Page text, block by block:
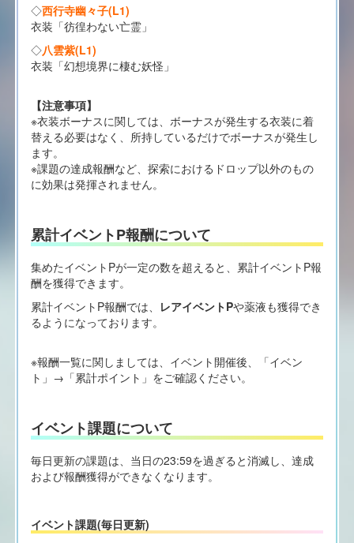
◇西行寺幽々子(L1)
衣装「彷徨わない亡霊」
◇八雲紫(L1)
衣装「幻想境界に棲む妖怪」
【注意事項】
※衣装ボーナスに関しては、ボーナスが発生する衣装に着
替える必要はなく、所持しているだけでボーナスが発生し
ます。
※課題の達成報酬など、探索におけるドロップ以外のもの
に効果は発揮されません。
累計イベントP報酬について
集めたイベントPが一定の数を超えると、累計イベントP報
酬を獲得できます。
累計イベントP報酬では、
レアイベントPや薬液も獲得でき
るようになっております。
※報酬一覧に関しましては、イベント開催後、「イベン
ト」→「累計ポイント」をご確認ください。
イベント課題について
毎日更新の課題は、当日の23:59を過ぎると消滅し、達成
および報酬獲得ができなくなります。
イベント課題(毎日更新)